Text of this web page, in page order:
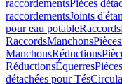
raccordementsPièces
raccordementsJoints
pour eau potableRaccords
RaccordsManchons
ManchonsRéductions
RéductionsÉquerres
détachées pour Tés